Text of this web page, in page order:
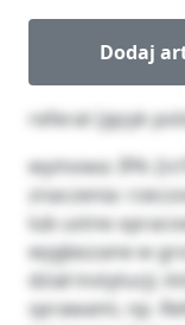
Dodaj
referat (język
wymowa: IPA:
znaczenia:
lub ustne
wygłaszane w
dział instytucji,
sprawami, np.